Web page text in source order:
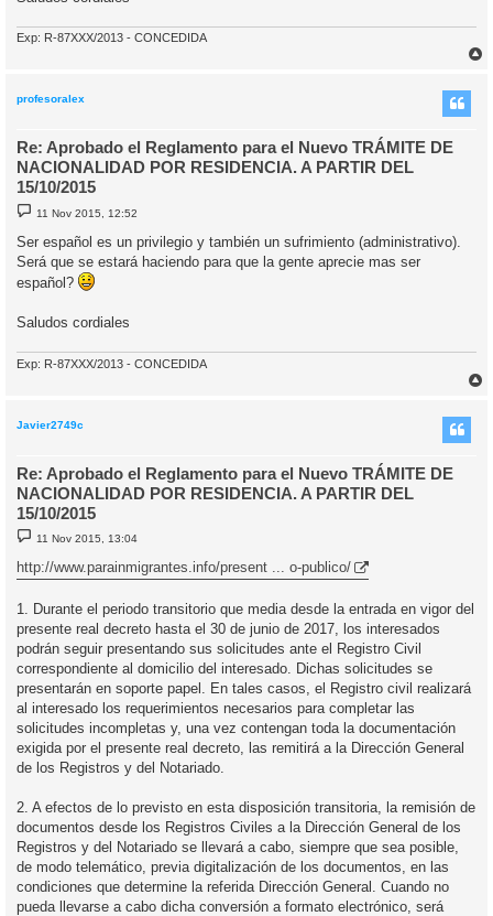
Exp: R-87XXX/2013 - CONCEDIDA
profesoralex
Re: Aprobado el Reglamento para el Nuevo TRÁMITE DE
NACIONALIDAD POR RESIDENCIA. A PARTIR DEL
15/10/2015
M
e
s
a
e
11 Nov 2015, 12:52
Ser español es un privilegio y también un sufrimiento (administrativo).
Será que se estará haciendo para que la gente aprecie mas ser
español?
Saludos cordiales
Exp: R-87XXX/2013 - CONCEDIDA
Javier2749c
Re: Aprobado el Reglamento para el Nuevo TRÁMITE DE
NACIONALIDAD POR RESIDENCIA. A PARTIR DEL
15/10/2015
M
e
s
e
11 Nov 2015, 13:04
http://www.parainmigrantes.info/present ... o-publico/
1. Durante el periodo transitorio que media desde la entrada en vigor del
presente real decreto hasta el 30 de junio de 2017, los interesados
podrán seguir presentando sus solicitudes ante el Registro Civil
correspondiente al domicilio del interesado. Dichas solicitudes se
presentarán en soporte papel. En tales casos, el Registro civil realizará
al interesado los requerimientos necesarios para completar las
solicitudes incompletas y, una vez contengan toda la documentación
exigida por el presente real decreto, las remitirá a la Dirección General
de los Registros y del Notariado.
2. A efectos de lo previsto en esta disposición transitoria, la remisión de
documentos desde los Registros Civiles a la Dirección General de los
Registros y del Notariado se llevará a cabo, siempre que sea posible,
de modo telemático, previa digitalización de los documentos, en las
condiciones que determine la referida Dirección General. Cuando no
pueda llevarse a cabo dicha conversión a formato electrónico, será